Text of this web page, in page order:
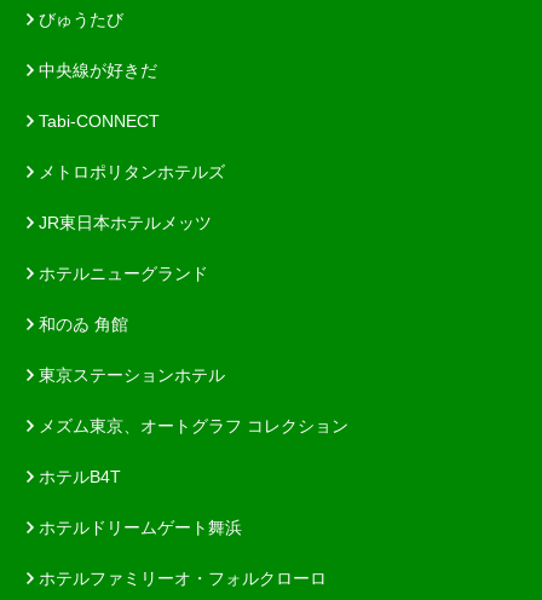
びゅうたび
中央線が好きだ
Tabi-CONNECT
メトロポリタンホテルズ
JR東日本ホテルメッツ
ホテルニューグランド
和のゐ 角館
東京ステーションホテル
メズム東京、オートグラフ コレクション
ホテルB4T
ホテルドリームゲート舞浜
ホテルファミリーオ・フォルクローロ